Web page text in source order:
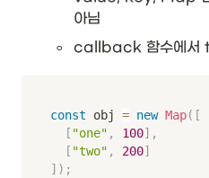
아님
◦ callback 함수에서
const obj = new Map( [
[ "one" , 100] ,
[ "two" , 200]
] ) ;